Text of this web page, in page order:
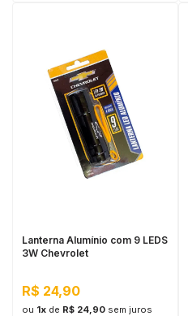
Lanterna Alumínio com 9 LEDS
3W Chevrolet
R$ 24,90
ou 1xde R$ 24,90 sem juros